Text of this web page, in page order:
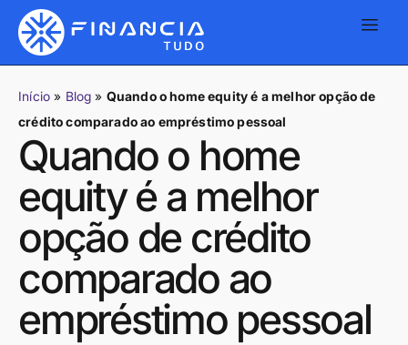
Início » Blog » Quando o home equity é a melhor opção de
crédito comparado ao empréstimo pessoal
Quando o home
equity é a melhor
opção de crédito
comparado ao
empréstimo pessoal